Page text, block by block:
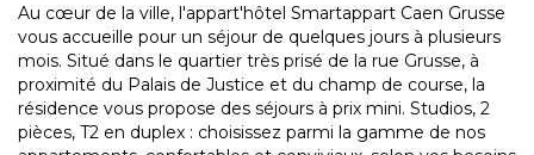
Au cœur de la ville, l'appart'hôtel Smartappart Caen Grusse
vous accueille pour un séjour de quelques jours à plusieurs
mois. Situé dans le quartier très prisé de la rue Grusse, à
proximité du Palais de Justice et du champ de course, la
résidence vous propose des séjours à prix mini. Studios, 2
pièces, T2 en duplex : choisissez parmi la gamme de nos